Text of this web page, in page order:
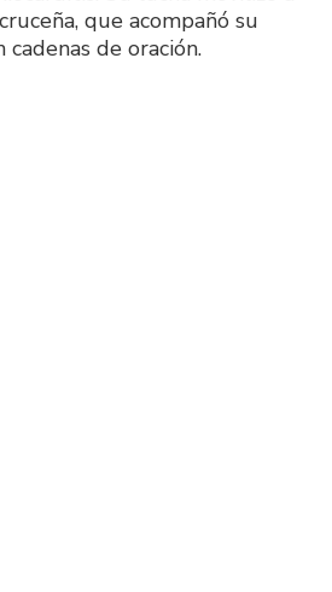
que acompañó su
de oración.